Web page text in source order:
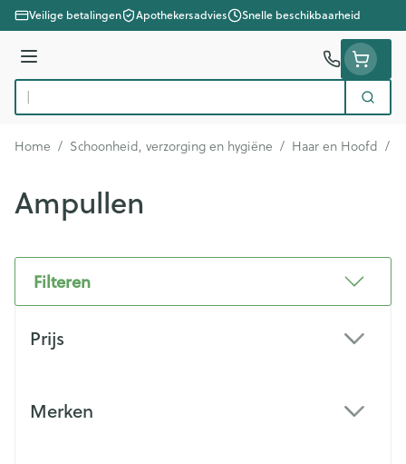
Ga naar de inhoud
Veilige betalingen Apothekersadvies Snelle beschikbaarheid
Menu
Product, merk, categorie...
Zoek
Home / Schoonheid, verzorging en hygiëne / Haar en Hoofd /
Ampullen
Filteren
Prijs
Merken